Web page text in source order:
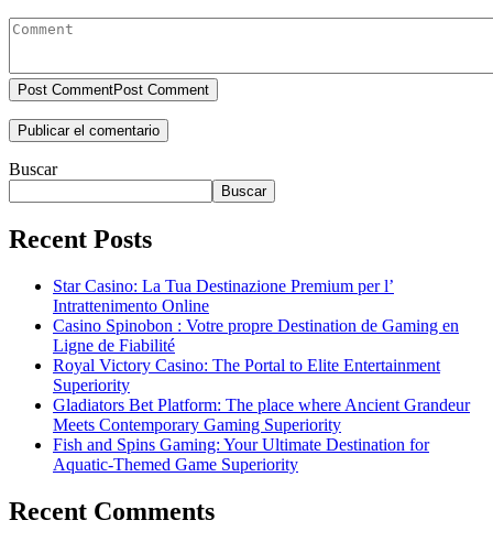
Post CommentPost Comment
Buscar
Buscar
Recent Posts
Star Casino: La Tua Destinazione Premium per l’
Intrattenimento Online
Casino Spinobon : Votre propre Destination de Gaming en
Ligne de Fiabilité
Royal Victory Casino: The Portal to Elite Entertainment
Superiority
Gladiators Bet Platform: The place where Ancient Grandeur
Meets Contemporary Gaming Superiority
Fish and Spins Gaming: Your Ultimate Destination for
Aquatic-Themed Game Superiority
Recent Comments